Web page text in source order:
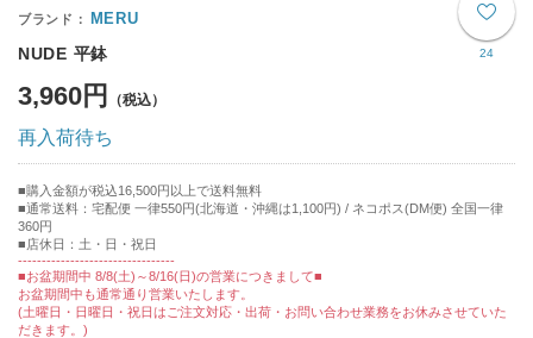
24
MERU
NUDE 平鉢
3,960円
再入荷待ち
購入金額が税込16,500円以上で送料無料
通常送料：宅配便 一律550円(北海道・沖縄は1,100円) / ネコポス(DM便) 全国一律
360円
■店休日：土・日・祝日
---------------------------------
■お盆期間中 8/8(土)～8/16(日)の営業につきまして■
お盆期間中も通常通り営業いたします。
(土曜日・日曜日・祝日はご注文対応・出荷・お問い合わせ業務をお休みさせていた
だきます。)